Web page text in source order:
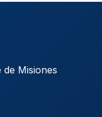
Misiones